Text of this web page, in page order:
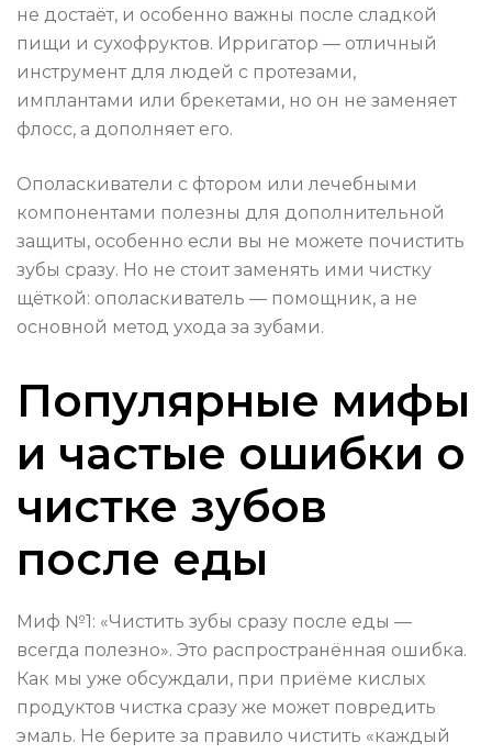
не достаёт, и особенно важны после сладкой
пищи и сухофруктов. Ирригатор — отличный
инструмент для людей с протезами,
имплантами или брекетами, но он не заменяет
флосс, а дополняет его.
Ополаскиватели с фтором или лечебными
компонентами полезны для дополнительной
защиты, особенно если вы не можете почистить
зубы сразу. Но не стоит заменять ими чистку
щёткой: ополаскиватель — помощник, а не
основной метод ухода за зубами.
Популярные мифы
и частые ошибки о
чистке зубов
после еды
Миф №1: «Чистить зубы сразу после еды —
всегда полезно». Это распространённая ошибка.
Как мы уже обсуждали, при приёме кислых
продуктов чистка сразу же может повредить
эмаль. Не берите за правило чистить «каждый